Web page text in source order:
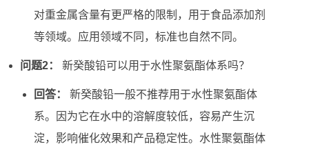
对重金属含量有更严格的限制，用于食品添加剂
等领域。应用领域不同，标准也自然不同。
问题2： 新癸酸铅可以用于水性聚氨酯体系吗？
回答：
新癸酸铅一般不推荐用于水性聚氨酯体
系。因为它在水中的溶解度较低，容易产生沉
淀，影响催化效果和产品稳定性。水性聚氨酯体